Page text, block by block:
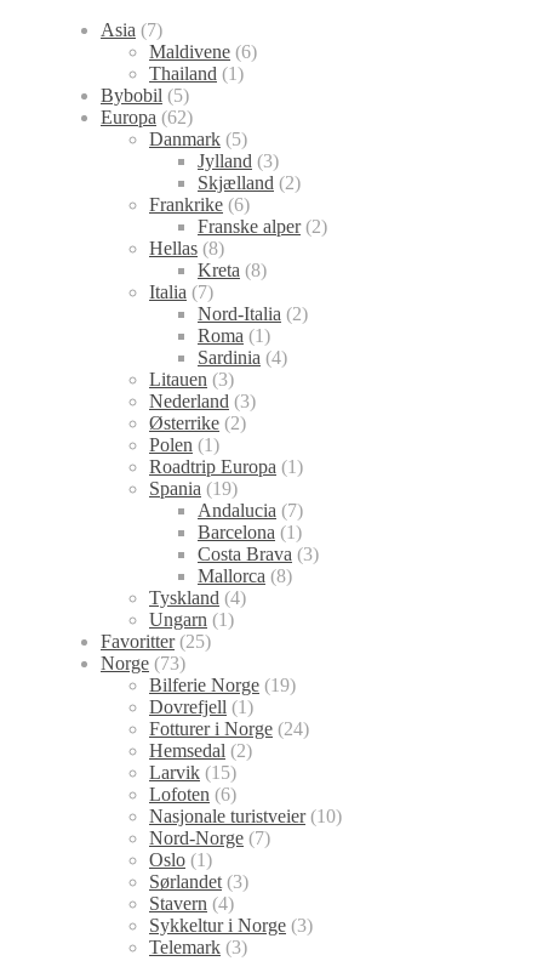
Asia (7)
Maldivene (6)
Thailand (1)
Bybobil (5)
Europa (62)
Danmark (5)
Jylland (3)
Skjælland (2)
Frankrike (6)
Franske alper(2)
Hellas (8)
Kreta (8)
Italia (7)
Nord-Italia (2)
Roma (1)
Sardinia (4)
Litauen (3)
Nederland (3)
Østerrike (2)
Polen (1)
Roadtrip Europa (1)
Spania (19)
Andalucia (7)
Barcelona (1)
Costa Brava (3)
Mallorca (8)
Tyskland (4)
Ungarn (1)
Favoritter(25)
Norge (73)
Bilferie Norge (19)
Dovrefjell (1)
Fotturer i Norge (24)
Hemsedal (2)
Larvik (15)
Lofoten (6)
Nasjonale turistveier(10)
Nord-Norge (7)
Oslo (1)
Sørlandet (3)
Stavern (4)
Sykkeltur i Norge (3)
Telemark (3)